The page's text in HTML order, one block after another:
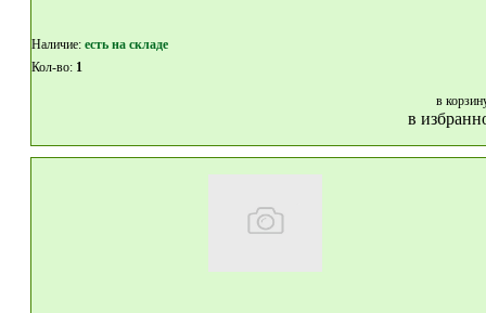
Наличие: eсть на складе
Кол-во: 1
в
в